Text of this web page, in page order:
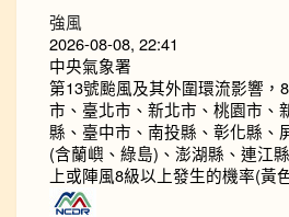
強風
2026-08-08, 22:41
中央氣象署
第13號颱風及其外圍環流影響，
市、臺北市、新北市、桃園市、
縣、臺中市、南投縣、彰化縣、
(含蘭嶼、綠島)、澎湖縣、連江
上或陣風8級以上發生的機率(黃